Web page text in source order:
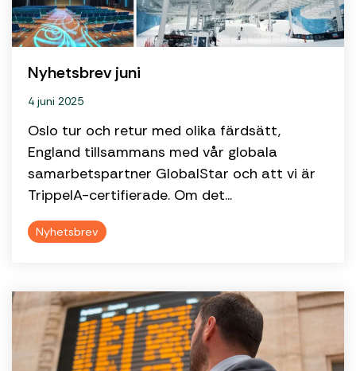
Nyhetsbrev juni
4 juni 2025
Oslo tur och retur med olika färdsätt,
England tillsammans med vår globala
samarbetspartner GlobalStar och att vi är
TrippelA-certifierade. Om det...
Nyhetsbrev